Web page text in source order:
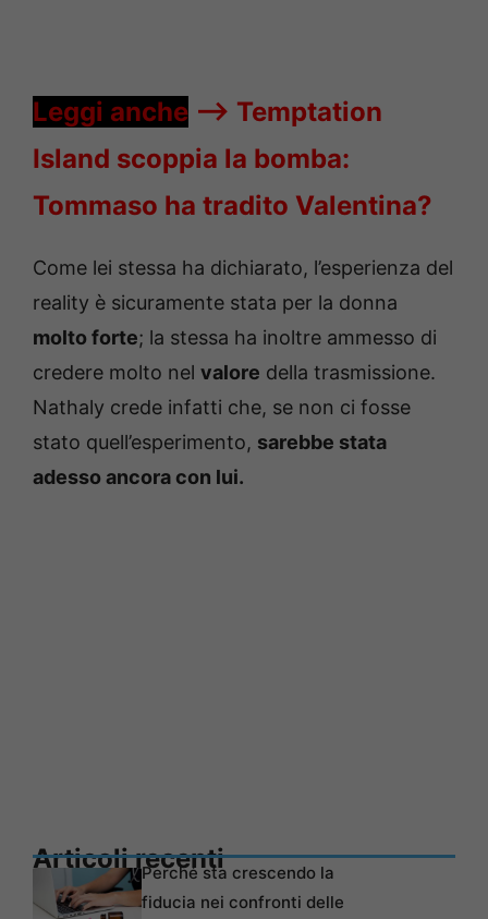
Leggi anche —-> Temptation
Island scoppia la bomba:
Tommaso ha tradito Valentina?
Come lei stessa ha dichiarato, l’esperienza del
reality è sicuramente stata per la donna
molto forte; la stessa ha inoltre ammesso di
credere molto nel valore della trasmissione.
Nathaly crede infatti che, se non ci fosse
stato quell’esperimento, sarebbe stata
adesso ancora con lui.
Articoli recentiPerché sta crescendo la
fiducia nei confronti delle